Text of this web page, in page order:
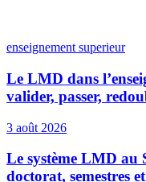
enseignement superieur
Le LMD dans
valider, passer,
3 août 2026
Le système LMD au
doctorat, semestres